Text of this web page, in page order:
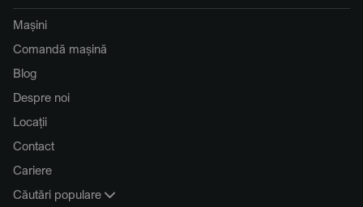
Mașini
Comandă mașină
Blog
Despre noi
Locații
Contact
Cariere
Căutări populare